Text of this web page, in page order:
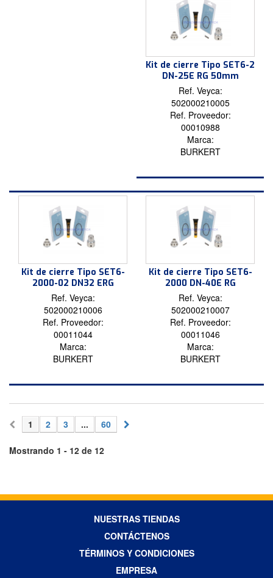
Kit de cierre Tipo SET6-2
DN-25E RG 50mm
Ref. Veyca:
502000210005
Ref. Proveedor:
00010988
Marca:
BURKERT
Kit de cierre Tipo SET6-
2000-02 DN32 ERG
Ref. Veyca:
502000210006
Ref. Proveedor:
00011044
Marca:
BURKERT
Kit de cierre Tipo SET6-
2000 DN-40E RG
Ref. Veyca:
502000210007
Ref. Proveedor:
00011046
Marca:
BURKERT
1 2 3 ... 60
Mostrando 1 - 12 de 12
NUESTRAS TIENDAS
CONTÁCTENOS
TÉRMINOS Y CONDICIONES
EMPRESA